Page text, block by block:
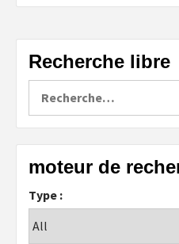
Recherche libre
moteur de
Type :